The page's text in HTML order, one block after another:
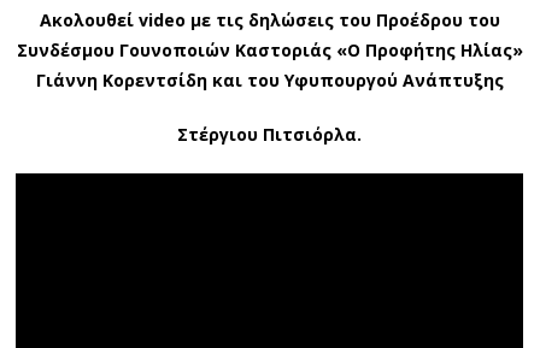
Ακολουθεί video με τις δηλώσεις του Προέδρου του
Συνδέσμου Γουνοποιών Καστοριάς «Ο Προφήτης Ηλίας»
Γιάννη Κορεντσίδη και του Υφυπουργού Ανάπτυξης
Στέργιου Πιτσιόρλα.